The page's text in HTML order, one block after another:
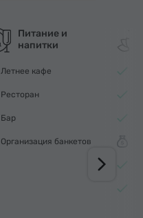
Питание и
напитки
Летнее кафе
Ресторан
Бар
Организация банкетов